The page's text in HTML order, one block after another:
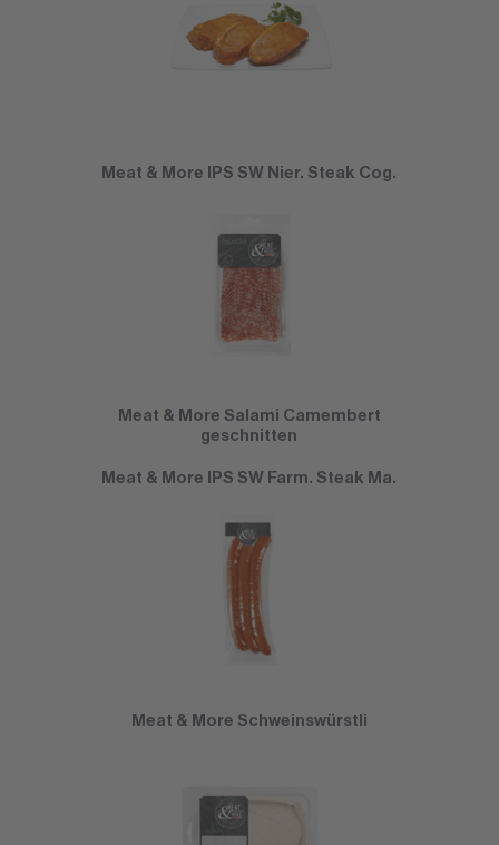
Meat & More IPS SW Nier. Steak Cog.
Meat & More Salami Camembert
geschnitten
Meat & More IPS SW Farm. Steak Ma.
Meat & More Schweinswürstli